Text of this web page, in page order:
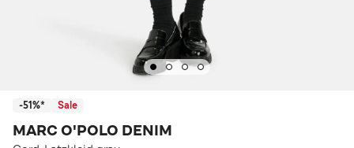
-51%* Sale
MARC O'POLO DENIM